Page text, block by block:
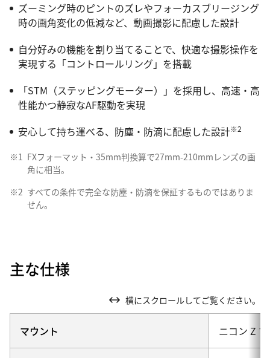
ズーミング時のピントのズレやフォーカスブリージング
時の画角変化の低減など、動画撮影に配慮した設計
自分好みの機能を割り当てることで、快適な撮影操作を
実現する「コントロールリング」を搭載
「STM（ステッピングモーター）」を採用し、高速・高
性能かつ静寂なAF駆動を実現
安心して持ち運べる、防塵・防滴に配慮した設計※2
※1 FXフォーマット・35mm判換算で27mm-210mmレンズの画
角に相当。
※2 すべての条件で完全な防塵・防滴を保証するものではありま
せん。
主な仕様
横にスクロールしてご覧ください。
マウント ニコン Z